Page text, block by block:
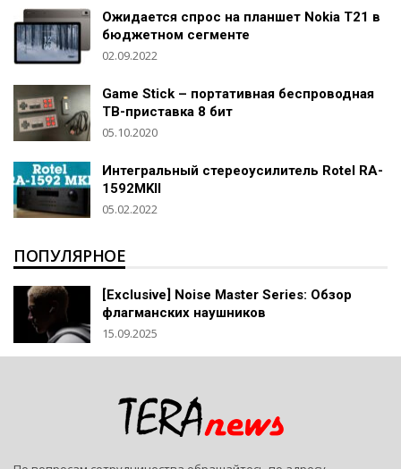
Ожидается спрос на планшет Nokia T21 в
бюджетном сегменте
02.09.2022
Game Stick – портативная беспроводная
ТВ-приставка 8 бит
05.10.2020
Интегральный стереоусилитель Rotel RA-
1592MKII
05.02.2022
ПОПУЛЯРНОЕ
[Exclusive] Noise Master Series: Обзор
флагманских наушников
15.09.2025